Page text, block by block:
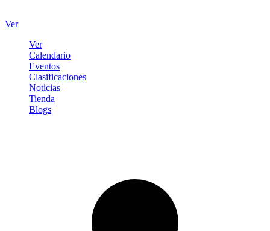
Ver
Ver
Calendario
Eventos
Clasificaciones
Noticias
Tienda
Blogs